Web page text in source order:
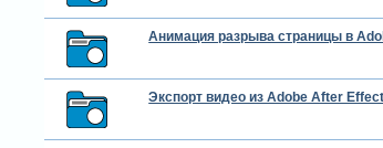
Анимация разрыва страницы в
Экспорт видео из Adobe After